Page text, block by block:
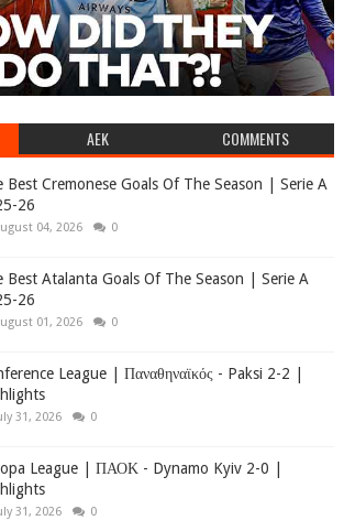
AEK COMMENTS
Best Cremonese Goals Of The Season | Serie A
26
04, 2026 0
Best Atalanta Goals Of The Season | Serie A
26
01, 2026 0
League | Παναθηναϊκός - Paksi 2-2 |
31, 2026 0
League | ΠΑΟΚ - Dynamo Kyiv 2-0 |
31, 2026 0